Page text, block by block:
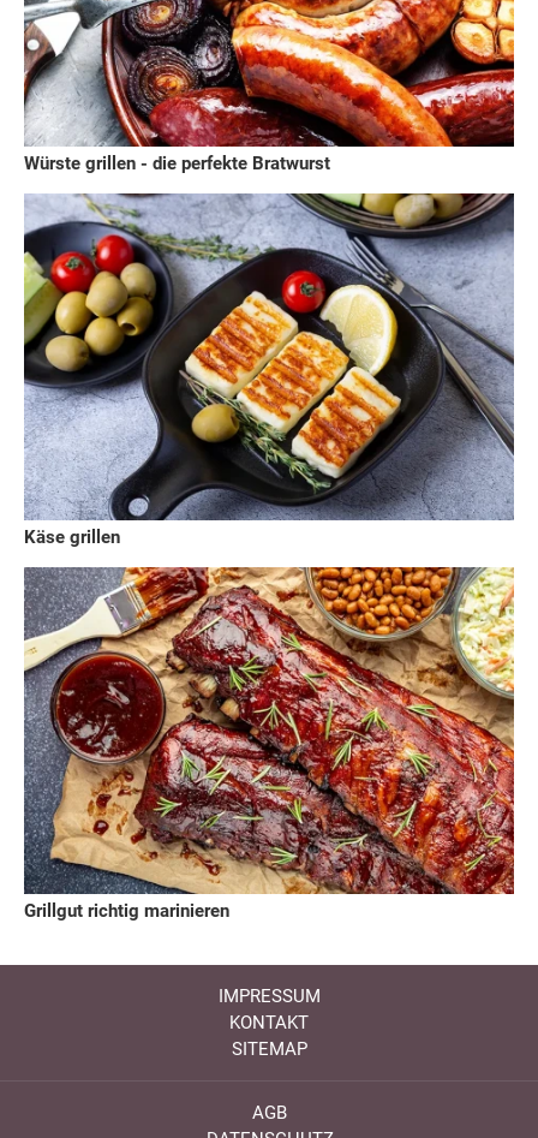
Würste grillen - die perfekte Bratwurst
Käse grillen
Grillgut richtig marinieren
IMPRESSUM
KONTAKT
SITEMAP
AGB